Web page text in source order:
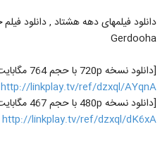
Gerdooha
[دانلود نسخه 720p با حجم 764 مگابایت – 4.000 تومان]
http://linkplay.tv/ref/dzxql/AYqnA
[دانلود نسخه 480p با حجم 467 مگابایت – 3.500 تومان]
http://linkplay.tv/ref/dzxql/dK6xA